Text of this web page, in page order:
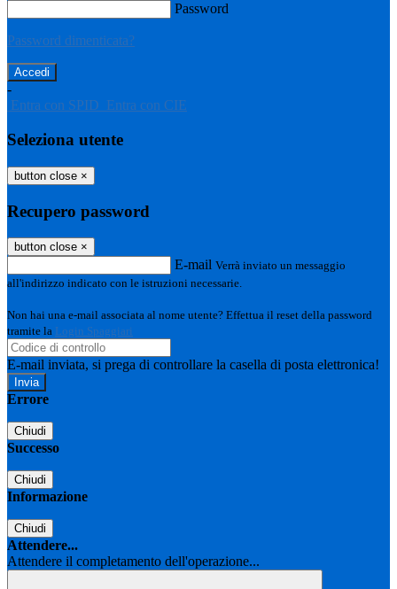
Password
Password dimenticata?
-
Entra con SPID Entra con CIE
Seleziona utente
button close ×
Recupero password
button close ×
E-mail Verrà inviato un messaggio
all'indirizzo indicato con le istruzioni necessarie.
Non hai una e-mail associata al nome utente? Effettua il reset della password
tramite la Login Spaggiari
E-mail inviata, si prega di controllare la casella di posta elettronica!
Errore
Chiudi
Successo
Chiudi
Informazione
Chiudi
Attendere...
Attendere il completamento dell'operazione...